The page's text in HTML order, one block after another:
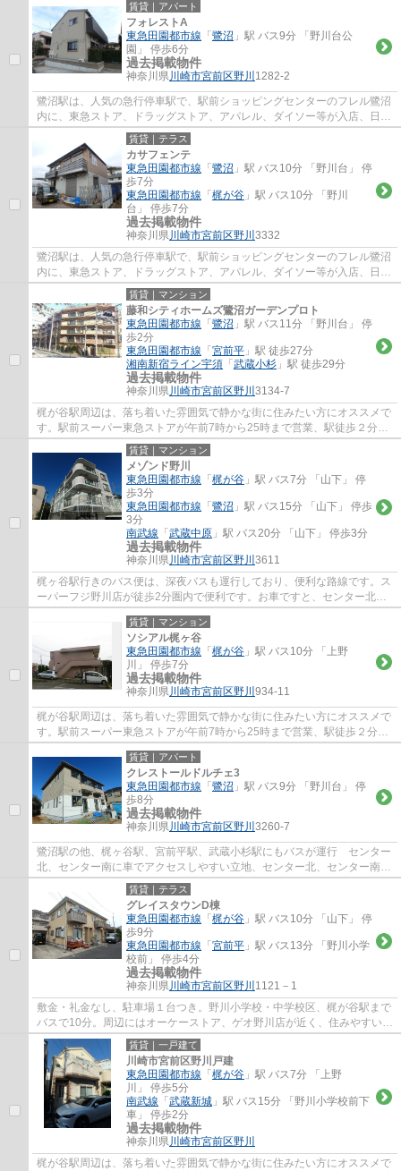
賃貸｜アパート
フォレストA
東急田園都市線 「 鷺沼 」駅 バス9分 「野川台公
園」 停歩6分
過去掲載物件
神奈川県川崎市宮前区野川 1282-2
鷺沼駅は、人気の急行停車駅で、駅前ショッピングセンターのフレル鷺沼
内に、東急ストア、ドラッグストア、アパレル、ダイソー等が入店、日常
のお買い物に便利で、周辺には、飲食店街...
賃貸｜テラス
カサフェンテ
東急田園都市線 「 鷺沼 」駅 バス10分 「野川台」 停
歩7分
東急田園都市線 「 梶が谷 」駅 バス10分 「野川
台」 停歩7分
過去掲載物件
神奈川県川崎市宮前区野川 3332
鷺沼駅は、人気の急行停車駅で、駅前ショッピングセンターのフレル鷺沼
内に、東急ストア、ドラッグストア、アパレル、ダイソー等が入店、日常
のお買い物に便利で、周辺には、飲食店街...
賃貸｜マンション
藤和シティホームズ鷺沼ガーデンプロト
東急田園都市線 「 鷺沼 」駅 バス11分 「野川台」 停
歩2分
東急田園都市線 「 宮前平 」駅 徒歩27分
湘南新宿ライン宇須 「 武蔵小杉 」駅 徒歩29分
過去掲載物件
神奈川県川崎市宮前区野川 3134-7
梶が谷駅周辺は、落ち着いた雰囲気で静かな街に住みたい方にオススメで
す。駅前スーパー東急ストアが午前7時から25時まで営業、駅徒歩２分の
高津郵便局は、高津区の本局で不在時の荷物...
賃貸｜マンション
メゾンド野川
東急田園都市線 「 梶が谷 」駅 バス7分 「山下」 停
歩3分
東急田園都市線 「 鷺沼 」駅 バス15分 「山下」 停歩
3分
南武線 「 武蔵中原 」駅 バス20分 「山下」 停歩3分
過去掲載物件
神奈川県川崎市宮前区野川 3611
梶ヶ谷駅行きのバス便は、深夜バスも運行しており、便利な路線です。ス
ーパーフジ野川店が徒歩2分圏内で便利です。お車ですと、センター北、
センター南にアクセスしやすい立地、センタ...
賃貸｜マンション
ソシアル梶ヶ谷
東急田園都市線 「 梶が谷 」駅 バス10分 「上野
川」 停歩7分
過去掲載物件
神奈川県川崎市宮前区野川 934-11
梶が谷駅周辺は、落ち着いた雰囲気で静かな街に住みたい方にオススメで
す。駅前スーパー東急ストアが午前7時から25時まで営業、駅徒歩２分の
高津郵便局は、高津区の本局で不在時の荷物...
賃貸｜アパート
クレストールドルチェ3
東急田園都市線 「 鷺沼 」駅 バス9分 「野川台」 停
歩8分
過去掲載物件
神奈川県川崎市宮前区野川 3260-7
鷺沼駅の他、梶ヶ谷駅、宮前平駅、武蔵小杉駅にもバスが運行 センター
北、センター南に車でアクセスしやすい立地、センター北、センター南に
は、ノースポートモール、モザイクモール...
賃貸｜テラス
グレイスタウンD棟
東急田園都市線 「 梶が谷 」駅 バス10分 「山下」 停
歩9分
東急田園都市線 「 宮前平 」駅 バス13分 「野川小学
校前」 停歩4分
過去掲載物件
神奈川県川崎市宮前区野川 1121－1
敷金・礼金なし、駐車場１台つき。野川小学校・中学校区、梶が谷駅まで
バスで10分。周辺にはオーケーストア、ゲオ野川店が近く、住みやすい環
境となっております。センター北、センタ...
賃貸｜一戸建て
川崎市宮前区野川戸建
東急田園都市線 「 梶が谷 」駅 バス7分 「上野
川」 停歩5分
南武線 「 武蔵新城 」駅 バス15分 「野川小学校前下
車」 停歩2分
過去掲載物件
神奈川県川崎市宮前区野川
梶が谷駅周辺は、落ち着いた雰囲気で静かな街に住みたい方にオススメで